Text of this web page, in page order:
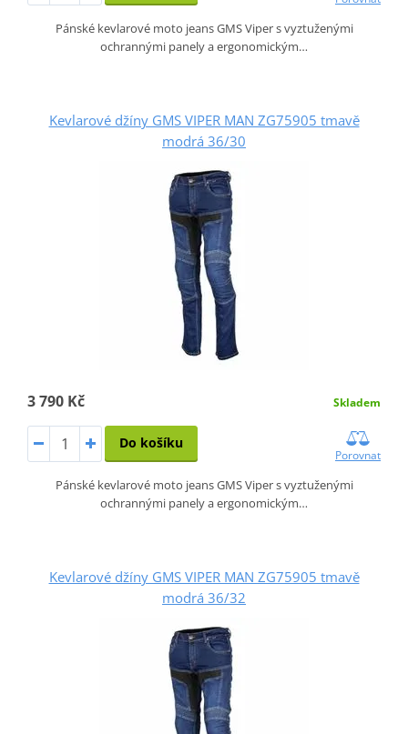
Pánské kevlarové moto jeans GMS Viper s vyztuženými
ochrannými panely a ergonomickým…
Kevlarové džíny GMS VIPER MAN ZG75905 tmavě
modrá 36/30
3 790 Kč Skladem
Do košíku
Porovnat
Pánské kevlarové moto jeans GMS Viper s vyztuženými
ochrannými panely a ergonomickým…
Kevlarové džíny GMS VIPER MAN ZG75905 tmavě
modrá 36/32